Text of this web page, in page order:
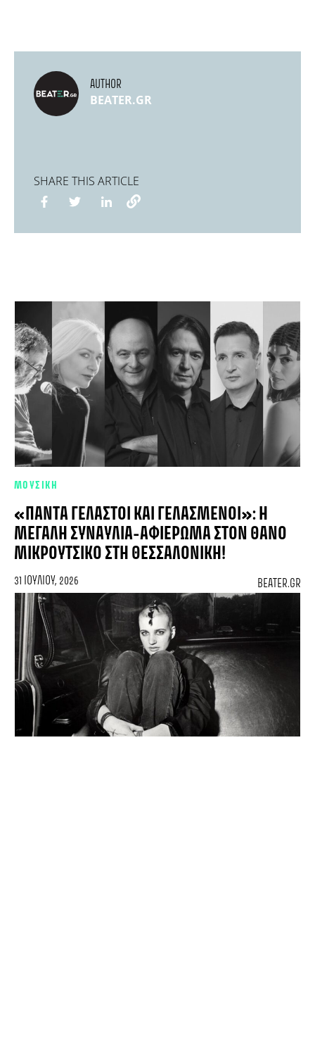
AUTHOR
BEATER.GR
SHARE THIS ARTICLE
ΜΟΥΣΙΚΗ
«ΠΆΝΤΑ ΓΕΛΑΣΤΟΊ ΚΑΙ ΓΕΛΑΣΜΈΝΟΙ»: Η
ΜΕΓΆΛΗ ΣΥΝΑΥΛΊΑ-ΑΦΙΈΡΩΜΑ ΣΤΟΝ ΘΆΝΟ
ΜΙΚΡΟΎΤΣΙΚΟ ΣΤΗ ΘΕΣΣΑΛΟΝΊΚΗ!
31 ΙΟΥΛΊΟΥ, 2026 BEATER.GR